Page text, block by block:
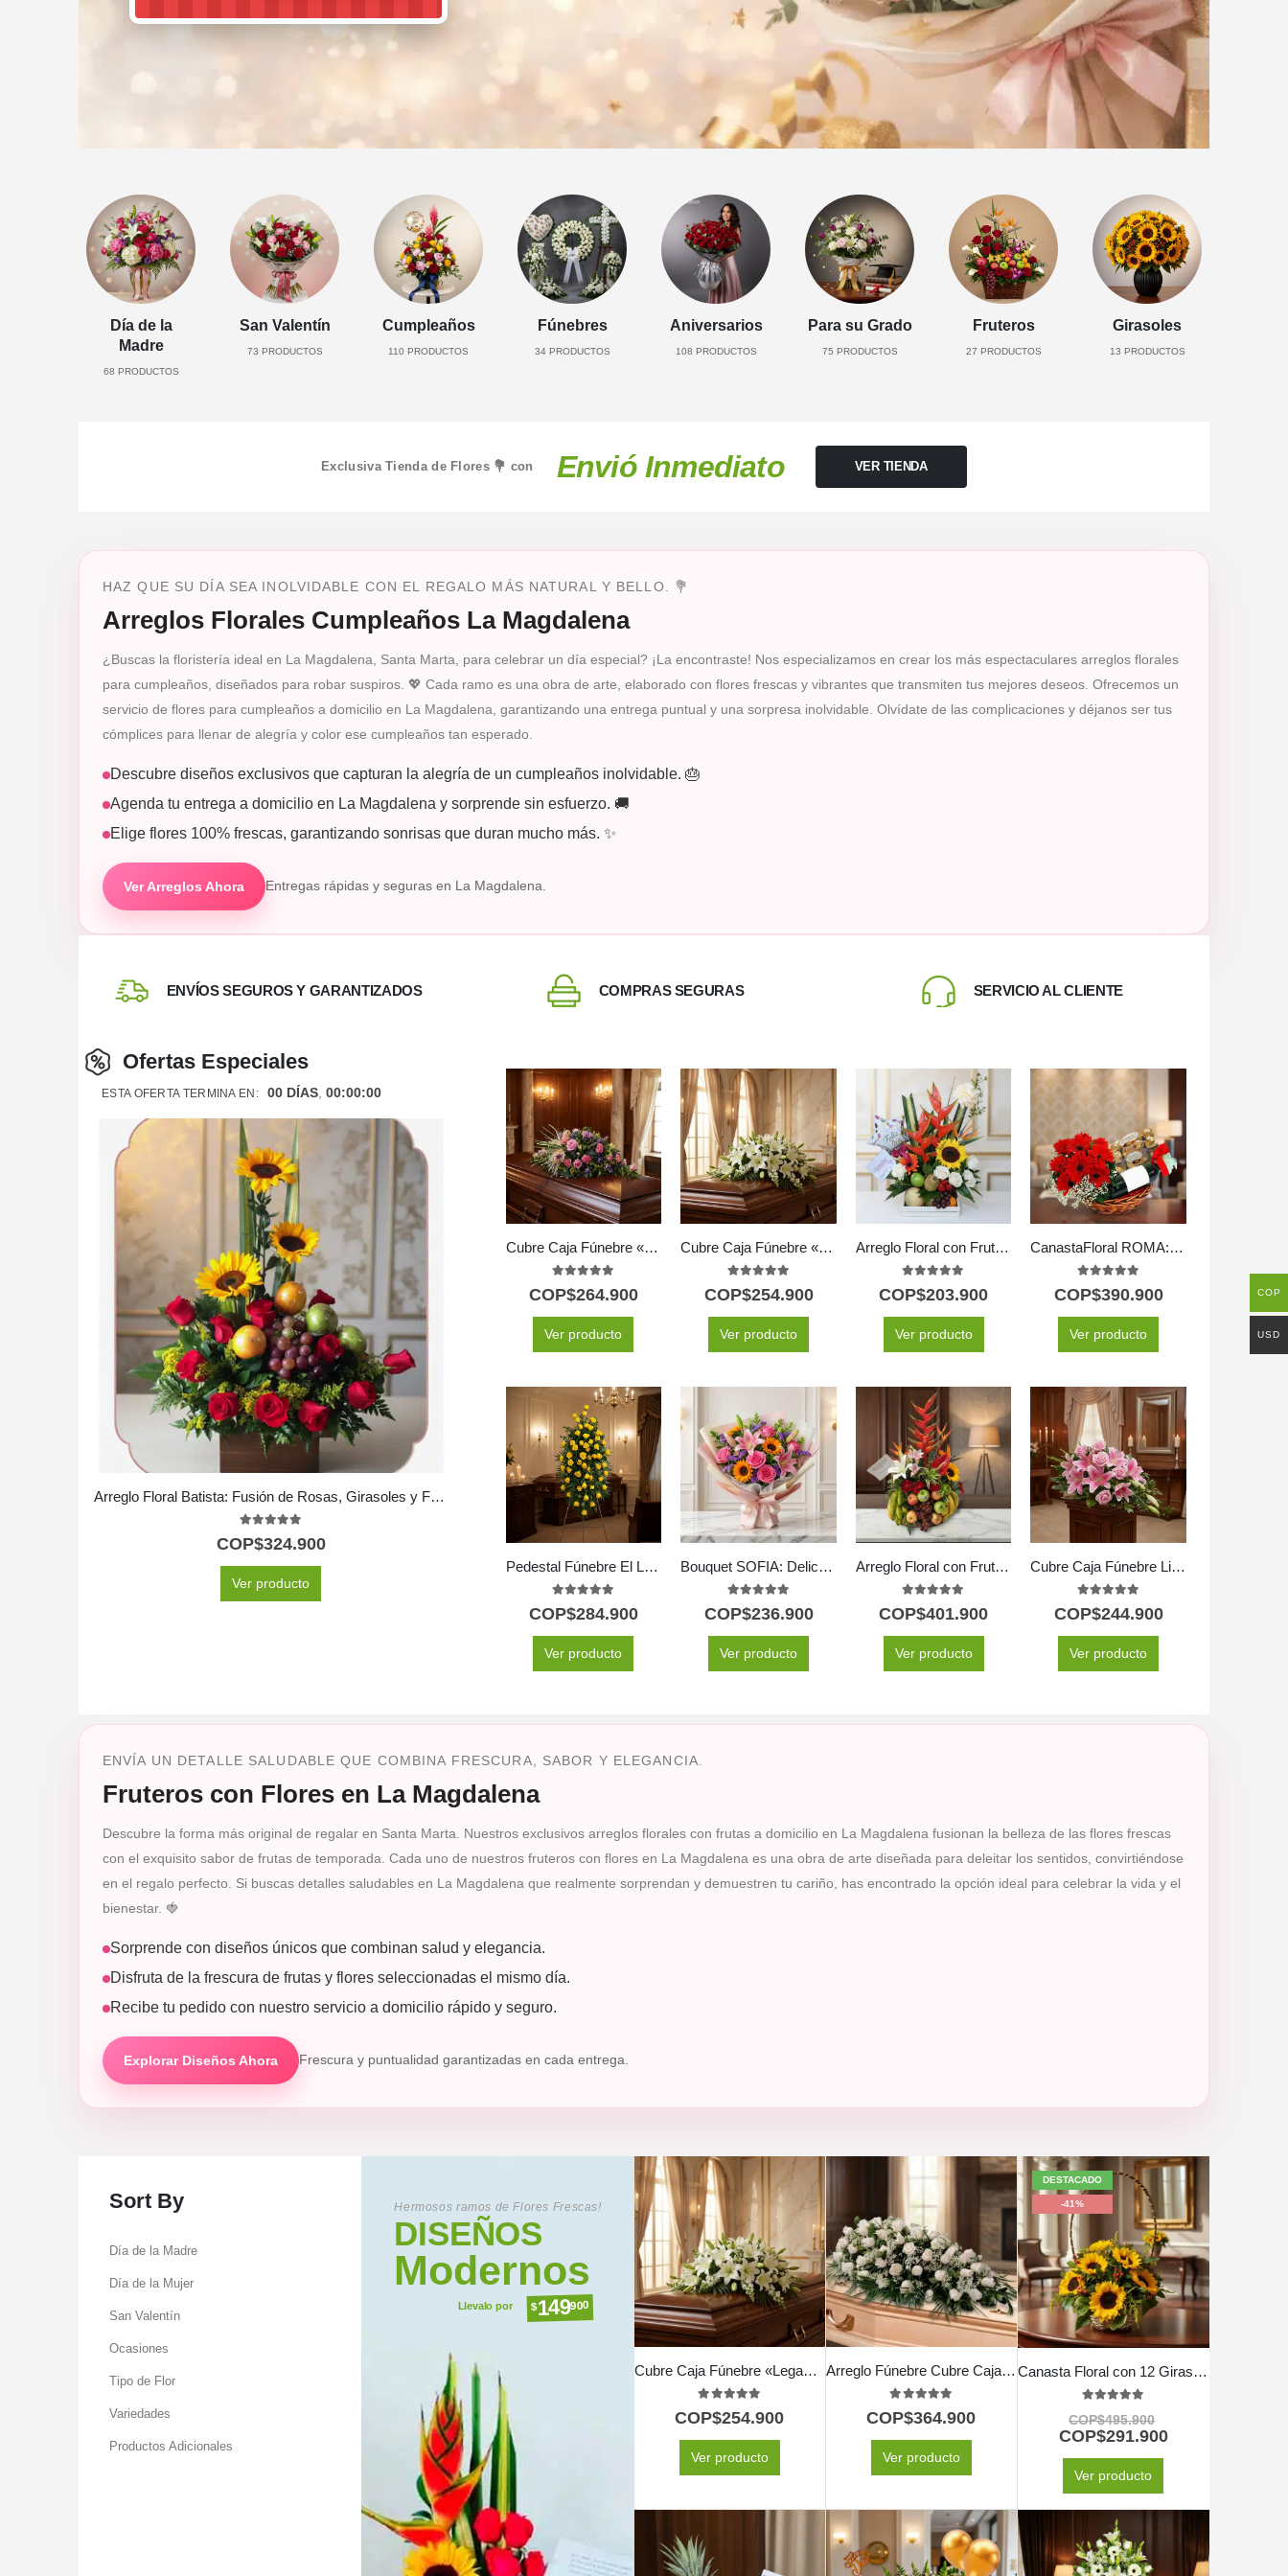
Día de la
Madre
68 PRODUCTOS
San Valentín
73 PRODUCTOS
Cumpleaños
110 PRODUCTOS
Fúnebres
34PRODUCTOS
Aniversarios
108 PRODUCTOS
Para su Grado
75 PRODUCTOS
Fruteros
27 PRODUCTOS
Girasoles
13 PRODUCTOS
Exclusiva Tienda de Flores 💐 con Envió Inmediato VER TIENDA
HAZ QUE SU DÍA SEA INOLVIDABLE CON EL REGALO MÁS NATURAL Y BELLO. 💐
Arreglos Florales Cumpleaños La Magdalena
¿Buscas la floristería ideal en La Magdalena, Santa Marta, para celebrar un día especial? ¡La encontraste! Nos especializamos en crear los más espectaculares arreglos florales
para cumpleaños, diseñados para robar suspiros. 💖 Cada ramo es una obra de arte, elaborado con flores frescas y vibrantes que transmiten tus mejores deseos. Ofrecemos un
servicio de flores para cumpleaños a domicilio en La Magdalena, garantizando una entrega puntual y una sorpresa inolvidable. Olvídate de las complicaciones y déjanos ser tus
cómplices para llenar de alegría y color ese cumpleaños tan esperado.
Descubre diseños exclusivos que capturan la alegría de un cumpleaños inolvidable. 🎂
Agenda tu entrega a domicilio en La Magdalena y sorprende sin esfuerzo. 🚚
Elige flores 100% frescas, garantizando sonrisas que duran mucho más. ✨
Ver Arreglos Ahora Entregas rápidas y seguras en La Magdalena.
ENVÍOS SEGUROS Y GARANTIZADOS COMPRAS SEGURAS SERVICIO AL CLIENTE
Ofertas Especiales
ESTA OFERTA TERMINA EN: 00 DÍAS 00:00:00
Arreglo Floral Batista: Fusión de Rosas, Girasoles y Frutas Frescas 🌿
5.00
COP$324.900
Ver producto
Cubre Caja Fúnebre «Legado Sereno de Ivon» 🕊️
5.00
COP$264.900
Ver producto
Cubre Caja Fúnebre «Legado de José» con Rosas Blancas 🕊️
5.00
COP$254.900
Ver producto
Arreglo Floral con Frutas Tamarillo
5.00
COP$203.900
Ver producto
CanastaFloral ROMA: Un Regalo Inolvidable con Vino y Chocolates. 🎁
5.00
COP$390.900
Ver producto
Pedestal Fúnebre El Legado de Domingo: Homenaje Solemne 🕊️
5.00
COP$284.900
Ver producto
Bouquet SOFIA: Delicada Armonía de Rosas y Lirios Primaverales 💐
5.00
COP$236.900
Ver producto
Arreglo Floral con Frutas Eclipse
5.00
COP$401.900
Ver producto
Cubre Caja Fúnebre Lino: Un Homenaje de Paz y Respeto 🕊️
5.00
COP$244.900
Ver producto
ENVÍA UN DETALLE SALUDABLE QUE COMBINA FRESCURA, SABOR Y ELEGANCIA.
Fruteros con Flores en La Magdalena
Descubre la forma más original de regalar en Santa Marta. Nuestros exclusivos arreglos florales con frutas a domicilio en La Magdalena fusionan la belleza de las flores frescas
con el exquisito sabor de frutas de temporada. Cada uno de nuestros fruteros con flores en La Magdalena es una obra de arte diseñada para deleitar los sentidos, convirtiéndose
en el regalo perfecto. Si buscas detalles saludables en La Magdalena que realmente sorprendan y demuestren tu cariño, has encontrado la opción ideal para celebrar la vida y el
bienestar. 🍓
Sorprende con diseños únicos que combinan salud y elegancia.
Disfruta de la frescura de frutas y flores seleccionadas el mismo día.
Recibe tu pedido con nuestro servicio a domicilio rápido y seguro.
Explorar Diseños Ahora Frescura y puntualidad garantizadas en cada entrega.
Hermosos ramos de Flores Frescas!
DISEÑOS
Modernos
Llevalo por $149900
Sort By
Día de la Madre
Día de la Mujer
San Valentín
Ocasiones
Tipo de Flor
Variedades
Productos Adicionales
Cubre Caja Fúnebre «Legado de José» con Rosas Blancas 🕊️
5.00
COP$254.900
Ver producto
Arreglo Fúnebre Cubre Caja Cielo
5.00
COP$364.900
Ver producto
DESTACADO
-41%
Canasta Floral con 12 Girasoles
COP$495.900
COP$291.900
Ver producto
COP
USD